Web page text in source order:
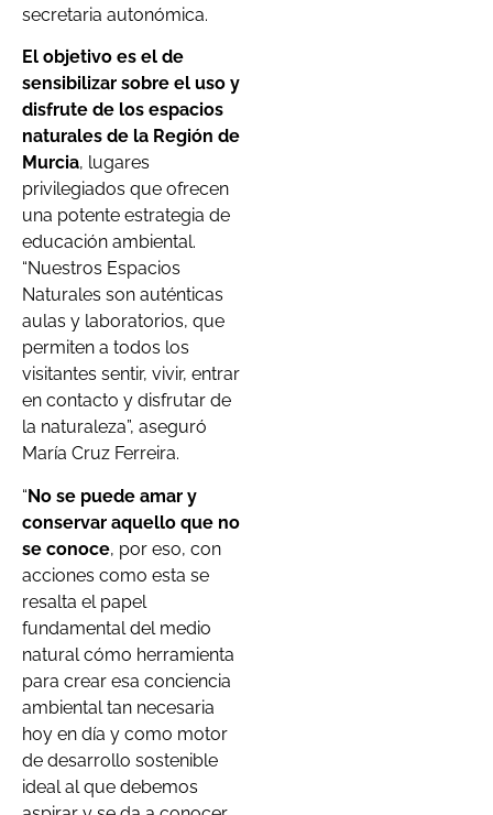
secretaria autonómica.
El objetivo es el de
sensibilizar sobre el uso y
disfrute de los espacios
naturales de la Región de
Murcia, lugares
privilegiados que ofrecen
una potente estrategia de
educación ambiental.
“Nuestros Espacios
Naturales son auténticas
aulas y laboratorios, que
permiten a todos los
visitantes sentir, vivir, entrar
en contacto y disfrutar de
la naturaleza”, aseguró
María Cruz Ferreira.
“No se puede amar y
conservar aquello que no
se conoce, por eso, con
acciones como esta se
resalta el papel
fundamental del medio
natural cómo herramienta
para crear esa conciencia
ambiental tan necesaria
hoy en día y como motor
de desarrollo sostenible
ideal al que debemos